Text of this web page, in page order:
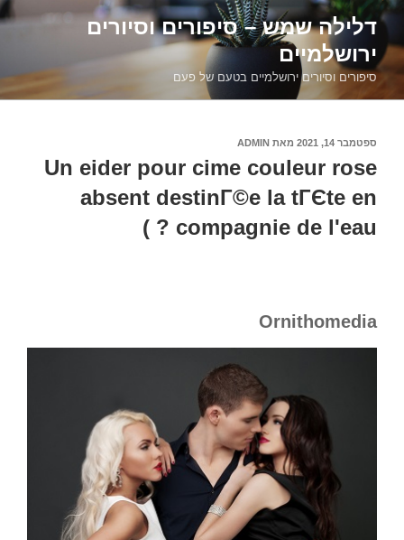
דילוג
לתוכןדלילה שמש – סיפורים וסיורים
ירושלמיים
סיפורים וסיורים ירושלמיים בטעם של פעם
פורסם
ספטמבר 14, 2021 מאת ADMIN
Un eider pour cime couleur rose
absent destinГ©e la tГЄte en
compagnie de l'eau ? )
Ornithomedia